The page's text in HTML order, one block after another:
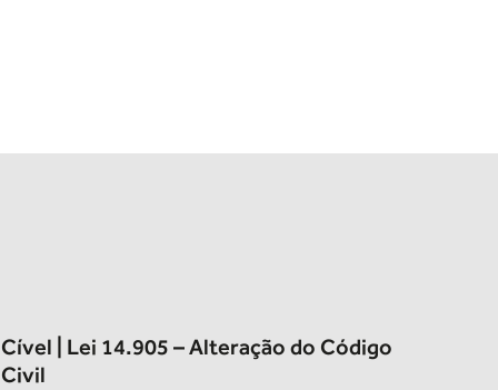
Cível | Lei 14.905 – Alteração do Código
Civil